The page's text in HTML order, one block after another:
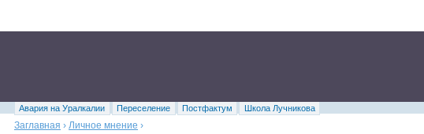
Авария на Уралкалии Переселение Постфактум
Школа Лучникова
Заглавная › Личное мнение ›